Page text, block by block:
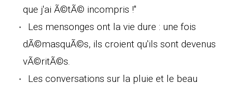
que j'ai Ã©tÃ© incompris !"
Les mensonges ont la vie dure : une fois
dÃ©masquÃ©s, ils croient qu'ils sont devenus
vÃ©ritÃ©s.
Les conversations sur la pluie et le beau